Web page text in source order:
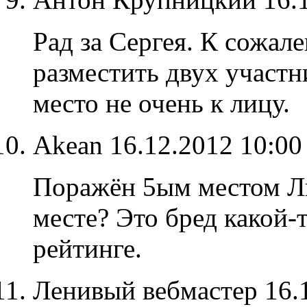
Рад за Сергея. К
разместить двух
место не очень к лицу.
Akean 16.12.2012
Поражён 5ым местом
месте? Это бред
рейтинге.
Ленивый вебмастер